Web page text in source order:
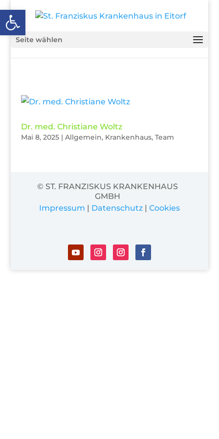
Seite wählen
Dr. med. Christiane Woltz
Mai 8, 2025| Allgemein, Krankenhaus, Team
© ST. FRANZISKUS KRANKENHAUS
GMBH
Impressum | Datenschutz | Cookies
Open toolbar